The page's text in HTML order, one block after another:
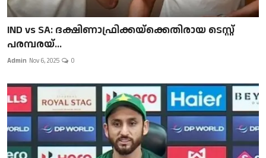
IND vs SA: ദക്ഷിണാഫ്രിക്കയ്‌ക്കെതിരായ ടെസ്റ്റ്
പരമ്പരയ്...
Admin Nov 6, 2025 0